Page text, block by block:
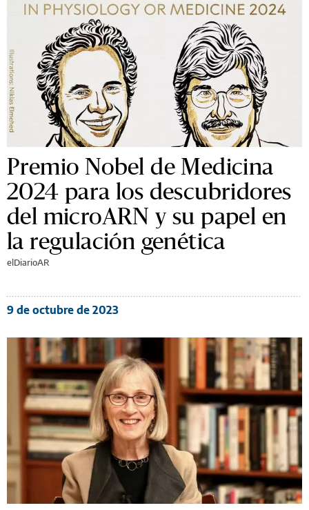
Premio Nobel de Medicina
2024 para los descubridores
del microARN y su papel en
la regulación genética
elDiarioAR
9 de octubre de 2023